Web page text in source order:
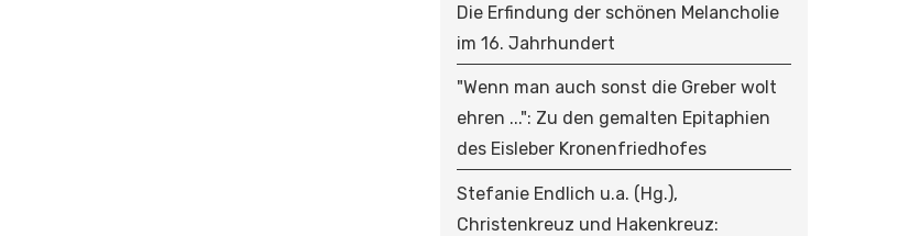
Die Erfindung der schönen Melancholie
im 16. Jahrhundert
"Wenn man auch sonst die Greber wolt
ehren ...": Zu den gemalten Epitaphien
des Eisleber Kronenfriedhofes
Stefanie Endlich u.a. (Hg.),
Christenkreuz und Hakenkreuz: